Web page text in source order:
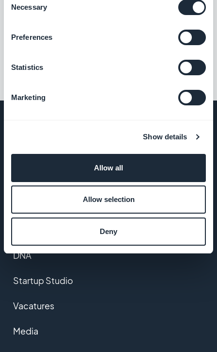
Selection
Necessary
Preferences
Statistics
Marketing
Show details
Allow all
Allow selection
Deny
extensies
ondersteuning
GoodBarber
DNA
Startup Studio
Vacatures
Media